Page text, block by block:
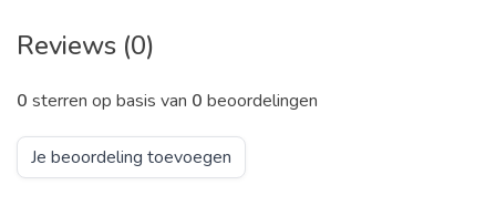
Reviews (0)
0 sterren op basis van 0 beoordelingen
Je beoordeling toevoegen